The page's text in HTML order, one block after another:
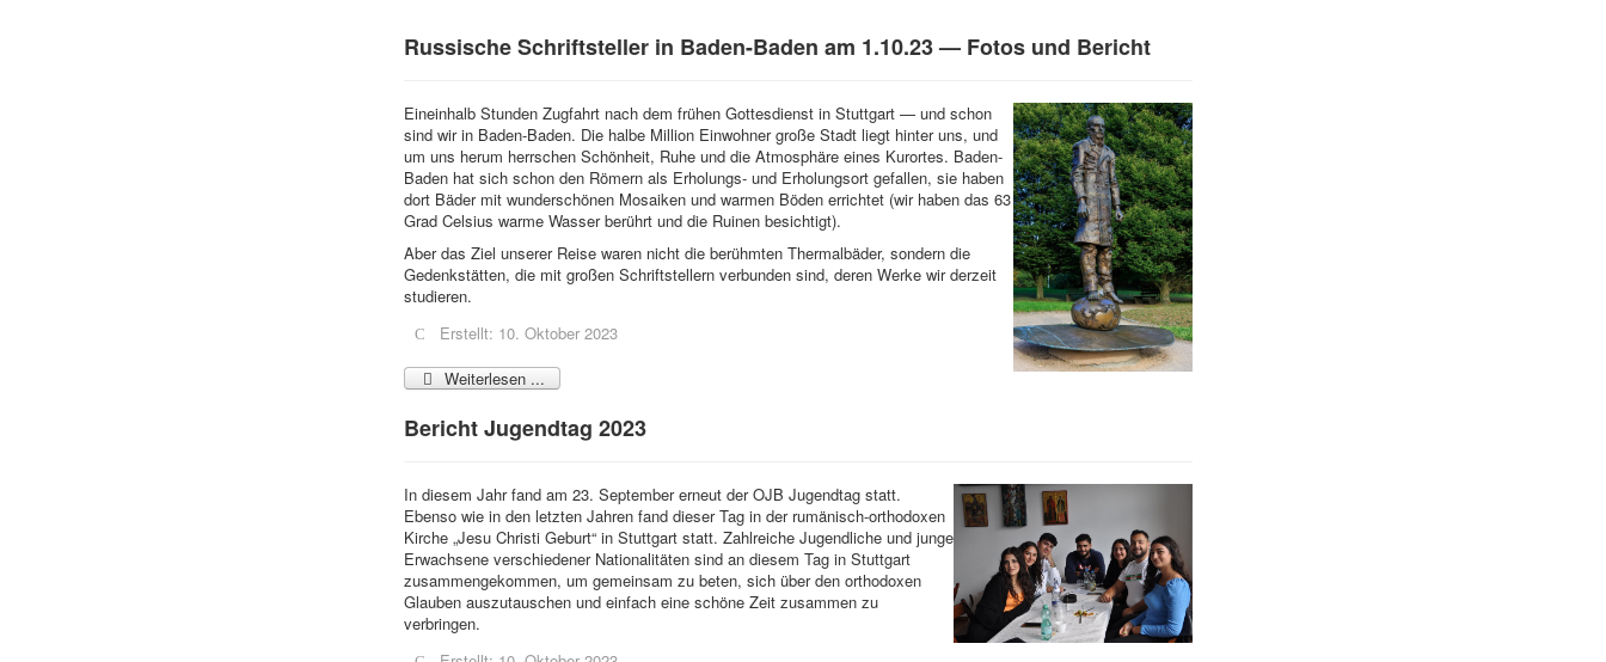
Russische Schriftsteller in Baden-Baden am 1.10.23 — Fotos und Bericht
Eineinhalb Stunden Zugfahrt nach dem frühen Gottesdienst in Stuttgart — und schon
sind wir in Baden-Baden. Die halbe Million Einwohner große Stadt liegt hinter uns, und
um uns herum herrschen Schönheit, Ruhe und die Atmosphäre eines Kurortes. Baden-
Baden hat sich schon den Römern als Erholungs- und Erholungsort gefallen, sie haben
dort Bäder mit wunderschönen Mosaiken und warmen Böden errichtet (wir haben das 63
Grad Celsius warme Wasser berührt und die Ruinen besichtigt).
Aber das Ziel unserer Reise waren nicht die berühmten Thermalbäder, sondern die
Gedenkstätten, die mit großen Schriftstellern verbunden sind, deren Werke wir derzeit
studieren.
Erstellt: 10. Oktober 2023
Weiterlesen ...
Bericht Jugendtag 2023
In diesem Jahr fand am 23. September erneut der OJB Jugendtag statt.
Ebenso wie in den letzten Jahren fand dieser Tag in der rumänisch-orthodoxen
Kirche „Jesu Christi Geburt“ in Stuttgart statt. Zahlreiche Jugendliche und junge
Erwachsene verschiedener Nationalitäten sind an diesem Tag in Stuttgart
zusammengekommen, um gemeinsam zu beten, sich über den orthodoxen
Glauben auszutauschen und einfach eine schöne Zeit zusammen zu
verbringen.